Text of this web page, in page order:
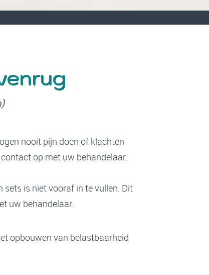
nooit pijn doen of klachten
op met uw behandelaar.
sets is niet vooraf in te vullen. Dit
uw behandelaar.
opbouwen van belastbaarheid